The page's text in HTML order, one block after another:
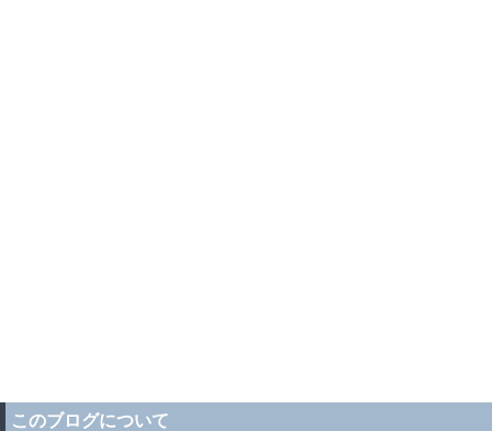
このブログについて